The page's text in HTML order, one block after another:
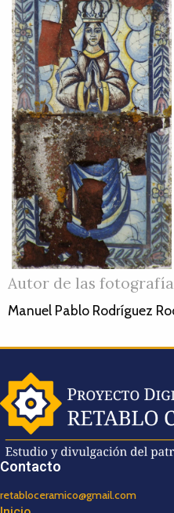
Autor de las
Manuel Pablo Rodríguez
Contacto
retabloceramico@gmail.com